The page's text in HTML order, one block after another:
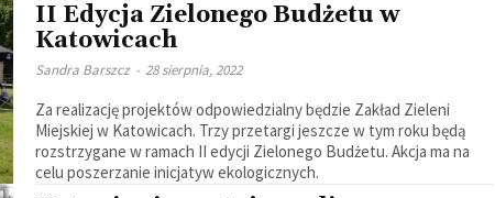
II Edycja Zielonego Budżetu w
Katowicach
Sandra Barszcz - 28 sierpnia, 2022
Za realizację projektów odpowiedzialny będzie Zakład Zieleni
Miejskiej w Katowicach. Trzy przetargi jeszcze w tym roku będą
rozstrzygane w ramach II edycji Zielonego Budżetu. Akcja ma na
celu poszerzanie inicjatyw ekologicznych.